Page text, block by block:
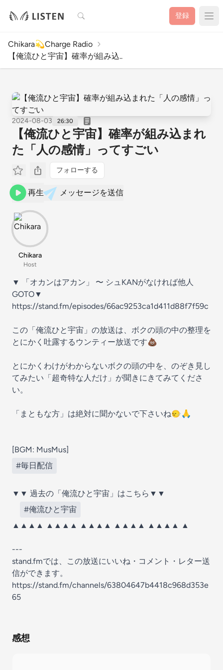
検索 登録
Chikara💫Charge Radio
【俺流ひと宇宙】確率が組み込..
2024-08-03 26:30
【俺流ひと宇宙】確率が組み込まれ
た「人の感情」ってすごい
フォローする
再生 メッセージを送信
Chikara
Host
▼ 「オカンはアカン」 〜 シュKANがなければ他人
GOTO▼
https://stand.fm/episodes/66ac9253ca1d411d88f7f59c
この「俺流ひと宇宙」の放送は、ボクの頭の中の整理を
とにかく吐露するウンティー放送です💩
とにかくわけがわからないボクの頭の中を、のぞき見し
てみたい「超奇特な人だけ」が聞きにきてみてくださ
い。
「まともな方」は絶対に聞かないで下さいね🙂‍↔️🙏
[BGM: MusMus]
#毎日配信
▼▼ 過去の「俺流ひと宇宙」はこちら▼▼
#俺流ひと宇宙
▲▲▲▲ ▲▲▲▲ ▲▲▲▲ ▲▲▲▲ ▲▲▲▲ ▲
---
stand.fmでは、この放送にいいね・コメント・レター送
信ができます。
https://stand.fm/channels/63804647b4418c968d353e
65
感想